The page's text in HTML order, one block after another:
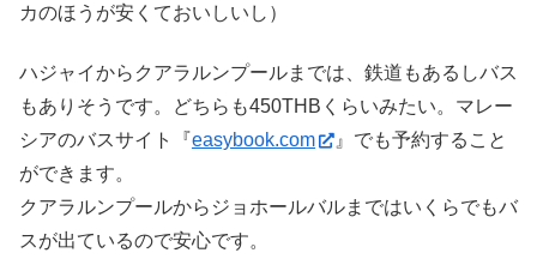
カのほうが安くておいしいし）
ハジャイからクアラルンプールまでは、鉄道もあるしバス
もありそうです。どちらも450THBくらいみたい。マレー
シアのバスサイト『easybook.com
』でも予約すること
ができます。
クアラルンプールからジョホールバルまではいくらでもバ
スが出ているので安心です。